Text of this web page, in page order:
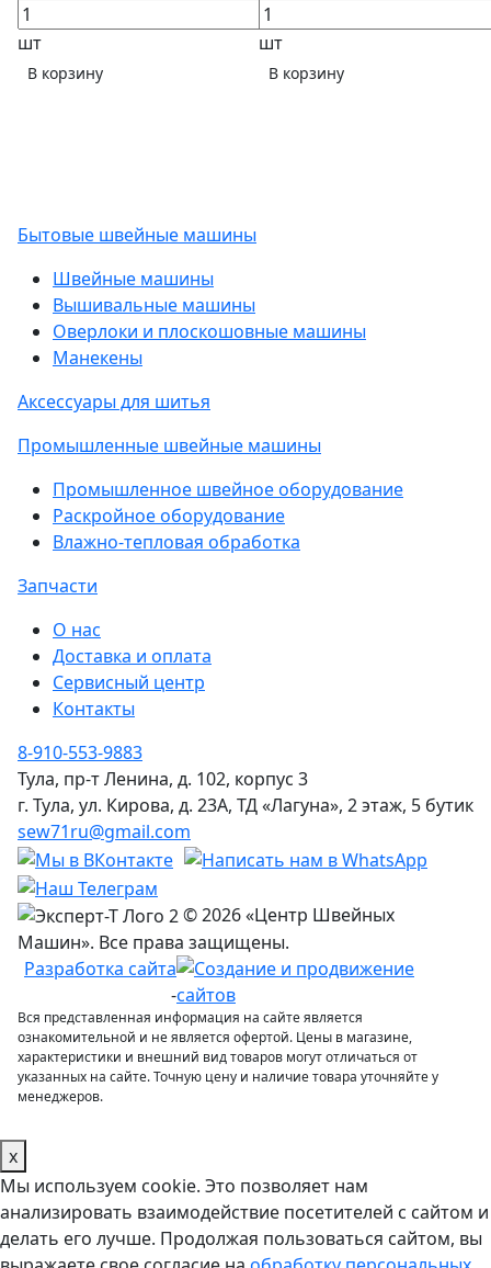
шт
В корзину
шт
В корзину
Бытовые швейные машины
Швейные машины
Вышивальные машины
Оверлоки и плоскошовные машины
Манекены
Аксессуары для шитья
Промышленные швейные машины
Промышленное швейное оборудование
Раскройное оборудование
Влажно-тепловая обработка
Запчасти
О нас
Доставка и оплата
Сервисный центр
Контакты
8-910-553-9883
Тула, пр-т Ленина, д. 102, корпус 3
г. Тула, ул. Кирова, д. 23А, ТД «Лагуна», 2 этаж, 5 бутик
sew71ru@gmail.com
© 2026 «Центр Швейных
Машин». Все права защищены.
Разработка сайта
-
Вся представленная информация на сайте является
ознакомительной и не является офертой. Цены в магазине,
характеристики и внешний вид товаров могут отличаться от
указанных на сайте. Точную цену и наличие товара уточняйте у
менеджеров.
x
Мы используем cookie. Это позволяет нам
анализировать взаимодействие посетителей с сайтом и
делать его лучше. Продолжая пользоваться сайтом, вы